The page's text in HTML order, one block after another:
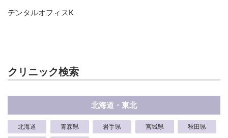
デンタルオフィスK
クリニック検索
北海道・東北
北海道 青森県 岩手県 宮城県 秋田県